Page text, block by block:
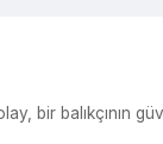
bir balıkçının